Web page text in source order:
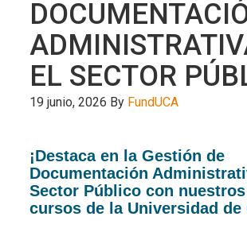
EL SECTOR
19 junio, 2026 By FundUCA
¡Destaca en la Gestión de
Documentación
Sector Público con
cursos de la Universidad de